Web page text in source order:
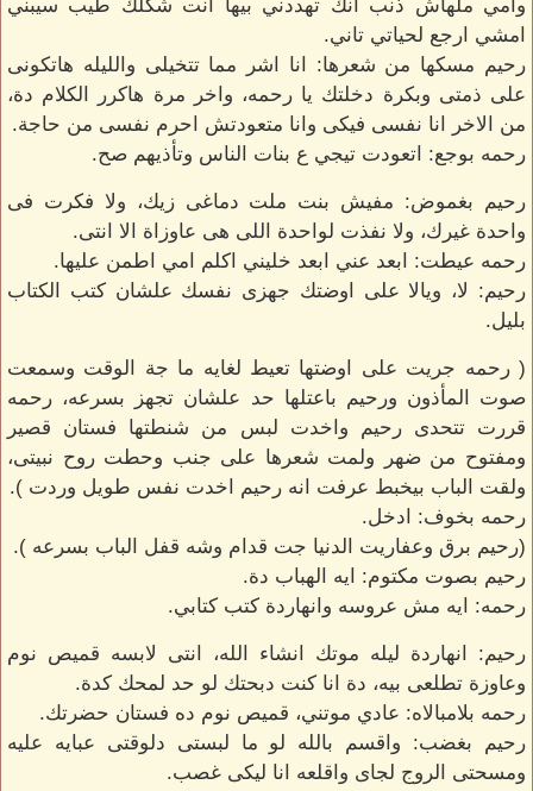
وامي ملهاش ذنب انك تهددني بيها انت شكلك طيب سيبني
امشي ارجع لحياتي تاني.
رحيم مسكها من شعرها: انا اشر مما تتخيلى والليله هاتكونى
على ذمتى وبكرة دخلتك يا رحمه، واخر مرة هاكرر الكلام دة،
من الاخر انا نفسى فيكى وانا متعودتش احرم نفسى من حاجة.
رحمه بوجع: اتعودت تيجي ع بنات الناس وتأذيهم صح.
رحيم بغموض: مفيش بنت ملت دماغى زيك، ولا فكرت فى
واحدة غيرك، ولا نفذت لواحدة اللى هى عاوزاة الا انتى.
رحمه عيطت: ابعد عني ابعد خليني اكلم امي اطمن عليها.
رحيم: لا، ويالا على اوضتك جهزى نفسك علشان كتب الكتاب
بليل.
( رحمه جريت على اوضتها تعيط لغايه ما جة الوقت وسمعت
صوت المأذون ورحيم باعتلها حد علشان تجهز بسرعه، رحمه
قررت تتحدى رحيم واخدت لبس من شنطتها فستان قصير
ومفتوح من ضهر ولمت شعرها على جنب وحطت روح نبيتى،
ولقت الباب بيخبط عرفت انه رحيم اخدت نفس طويل وردت ).
رحمه بخوف: ادخل.
(رحيم برق وعفاريت الدنيا جت قدام وشه قفل الباب بسرعه ).
رحيم بصوت مكتوم: ايه الهباب دة.
رحمه: ايه مش عروسه وانهاردة كتب كتابي.
رحيم: انهاردة ليله موتك انشاء الله، انتى لابسه قميص نوم
وعاوزة تطلعى بيه، دة انا كنت دبحتك لو حد لمحك كدة.
رحمه بلامبالاه: عادي موتني، قميص نوم ده فستان حضرتك.
رحيم بغضب: واقسم بالله لو ما لبستى دلوقتى عبايه عليه
ومسحتى الروج لجاى واقلعه انا ليكى غصب.